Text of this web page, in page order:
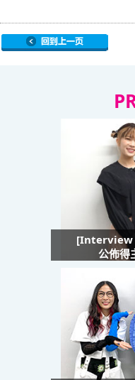
[Interview
公佈得